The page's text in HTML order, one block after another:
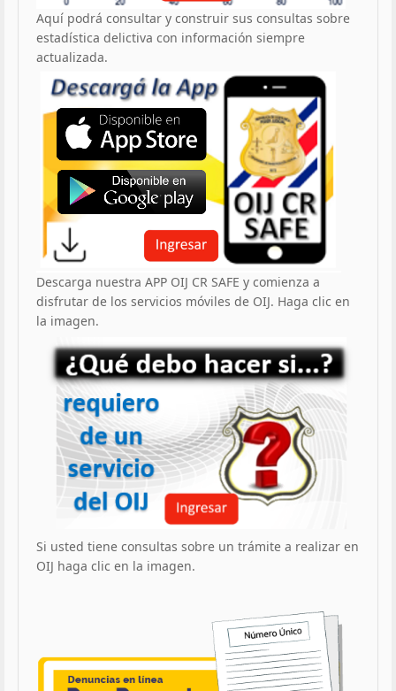
Aquí podrá consultar y construir sus consultas sobre
estadística delictiva con información siempre
actualizada.
Descarga nuestra APP OIJ CR SAFE y comienza a
disfrutar de los servicios móviles de OIJ. Haga clic en
la imagen.
Si usted tiene consultas sobre un trámite a realizar en
OIJ haga clic en la imagen.